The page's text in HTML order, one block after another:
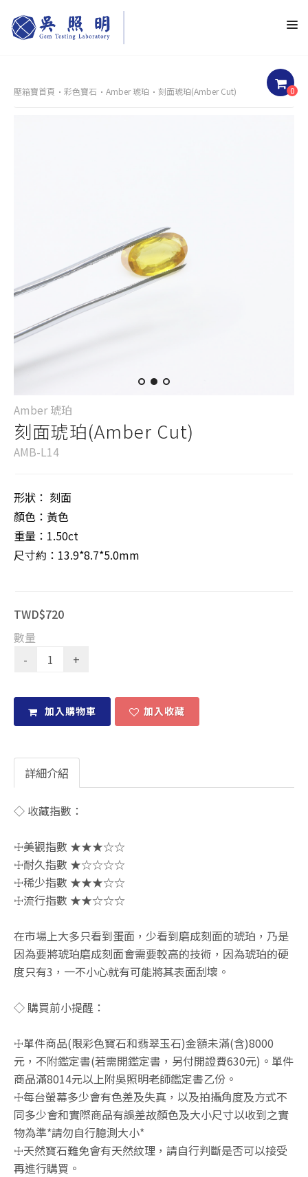
0
壓箱寶首頁 彩色寶石 Amber 琥珀 刻面琥珀(Amber Cut)
Amber 琥珀
刻面琥珀(Amber Cut)
AMB-L14
形狀： 刻面
顏色：黃色
重量：1.50ct
尺寸約：13.9*8.7*5.0mm
TWD$720
數量
加入購物車 加入收藏
詳細介紹
◇ 收藏指數：
☩美觀指數 ★★★☆☆
☩耐久指數 ★☆☆☆☆
☩稀少指數 ★★★☆☆
☩流行指數 ★★☆☆☆
在市場上大多只看到蛋面，少看到磨成刻面的琥珀，乃是
因為要將琥珀磨成刻面會需要較高的技術，因為琥珀的硬
度只有3，一不小心就有可能將其表面刮壞。
◇ 購買前小提醒：
☩單件商品(限彩色寶石和翡翠玉石)金額未滿(含)8000
元，不附鑑定書(若需開鑑定書，另付開證費630元)。單件
商品滿8014元以上附吳照明老師鑑定書乙份。
☩每台螢幕多少會有色差及失真，以及拍攝角度及方式不
同多少會和實際商品有誤差故顏色及大小尺寸以收到之實
物為準*請勿自行臆測大小*
☩天然寶石難免會有天然紋理，請自行判斷是否可以接受
再進行購買。